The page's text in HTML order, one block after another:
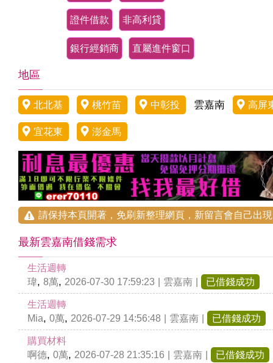
證件借款 非高利貸
銀行經銷商 直屬進件窗口
地區
北北基 桃竹苗 中彰投 雲嘉南 高屏
宜花東 澎金馬
請保持本頁開著，免刷新整理網頁，新留言會自己出
最新雲嘉南借錢需求
生活週轉
瑋, 8萬, 2026-07-30 17:59:23 雲嘉南 已借錢成功
生活週轉
Mia, 0萬, 2026-07-29 14:56:48 雲嘉南 已借錢成功
購買材料
啊德, 0萬, 2026-07-28 21:35:16 雲嘉南 已借錢成功